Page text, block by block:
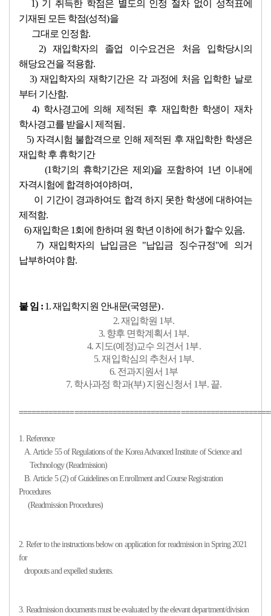
1) 기 취득한 학점은 별도의 인정 절차 없이 성적표에
기재된 모든 학점(성적)을
그대로 인정함.
2) 재입학자의 졸업 이수요건은 처음 입학당시의
해당요건을 적용함.
3) 재입학자의 재학기간은 각 과정에 처음 입학한 날로
부터 기산함.
4) 학사경고에 의해 제적된 후 재입학한 학생이 재차
학사경고를 받을시 제적됨.
5) 자격시험 불합격으로 인해 제적된 후 재입학한 학생은
재입학 후 휴학기간
(1학기의 휴학기간은 제외)을 포함하여 1년 이내에
자격시험에 합격하여야하며,
이 기간이 경과하여도 합격 하지 못한 학생에 대하여는
제적함.
6) 재입학은 1회에 한하며 원 학년 이하에 허가 할수 있음.
7) 재입학자의 납입금은 "납입금 징수규정"에 의거
납부하여야 함.
붙 임 : 1. 재입학지원 안내문(국영문) .
2. 재입학원 1부.
3. 향후 면학계획서 1부.
4. 지도(예정)교수 의견서 1부.
5. 재입학심의 추천서 1부.
6. 전과지원서 1부
7. 학사과정 학과(부) 지원신청서 1부. 끝.
1. Reference
A.Article 55 of Regulations of the Korea Advanced Institute of Science and
Technology (Readmission)
B. Article 5 (2) of Guidelines on Enrollment and Course Registration
Procedures
(Readmission Procedures)
2. Refer to the instructions below on application for readmission in Spring 2021
for
dropouts and expelled students.
3. Readmission documents must be evaluated by the elevant department/division